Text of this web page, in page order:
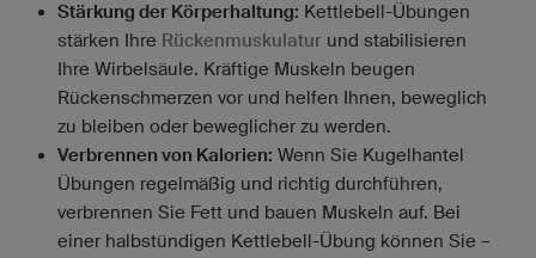
Stärkung der Körperhaltung: Kettlebell-Übungen
stärken Ihre Rückenmuskulatur und stabilisieren
Ihre Wirbelsäule. Kräftige Muskeln beugen
Rückenschmerzen vor und helfen Ihnen, beweglich
zu bleiben oder beweglicher zu werden.
Verbrennen von Kalorien: Wenn Sie Kugelhantel
Übungen regelmäßig und richtig durchführen,
verbrennen Sie Fett und bauen Muskeln auf. Bei
einer halbstündigen Kettlebell-Übung können Sie –